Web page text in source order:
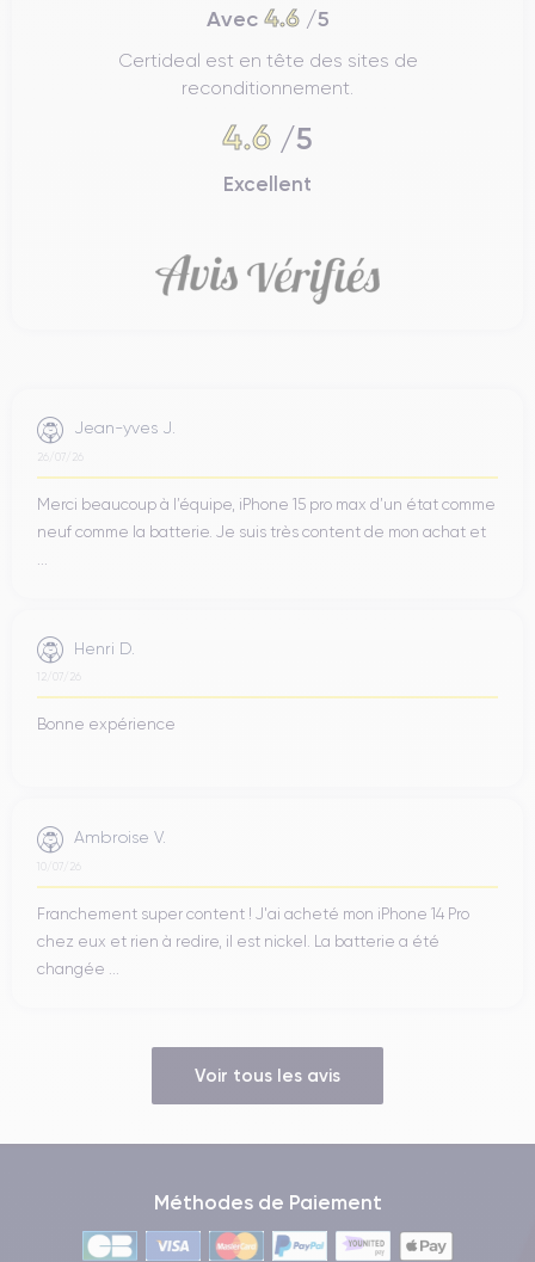
Avec 4.6/5
Certideal est en tête des sites de
reconditionnement.
4.6 /5
Excellent
Jean-yves J.
26/07/26
Merci beaucoup à l’équipe, iPhone 15 pro max d’un état comme
neuf comme la batterie. Je suis très content de mon achat et
Henri D.
12/07/26
Bonne expérience
Ambroise V.
10/07/26
Franchement super content ! J'ai acheté mon iPhone 14 Pro
chez eux et rien à redire, il est nickel. La batterie a été
changée ...
Voir tous les avis
Méthodes de Paiement